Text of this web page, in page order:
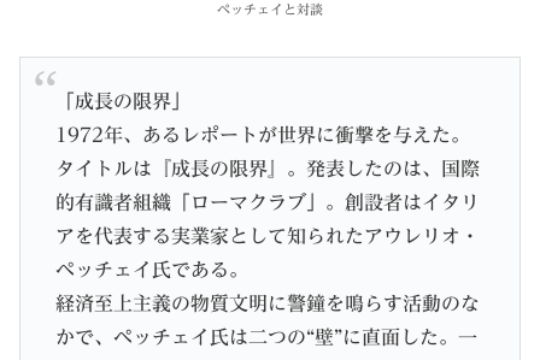
ペッチェイと対談
「成長の限界」
1972年、あるレポートが世界に衝撃を与えた。
タイトルは『成長の限界』。発表したのは、国際
的有識者組織「ローマクラブ」。創設者はイタリ
アを代表する実業家として知られたアウレリオ・
ペッチェイ氏である。
経済至上主義の物質文明に警鐘を鳴らす活動のな
かで、ペッチェイ氏は二つの“壁”に直面した。一